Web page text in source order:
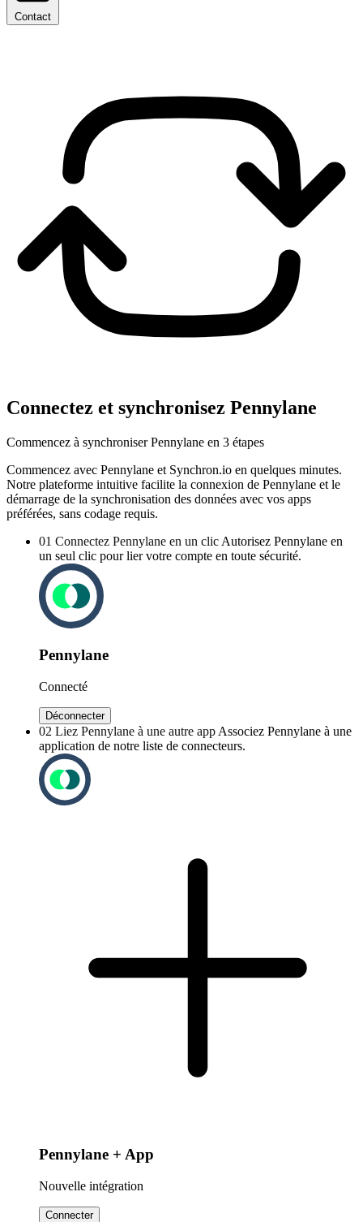
Contact
Connectez et synchronisez Pennylane
Commencez à synchroniser Pennylane en 3 étapes
Commencez avec Pennylane et Synchron.io en quelques minutes.
Notre plateforme intuitive facilite la connexion de Pennylane et le
démarrage de la synchronisation des données avec vos apps
préférées, sans codage requis.
01 Connectez Pennylane en un clic Autorisez Pennylane en
un seul clic pour lier votre compte en toute sécurité.
Pennylane
Connecté
Déconnecter
02 Liez Pennylane à une autre app Associez Pennylane à une
application de notre liste de connecteurs.
Pennylane + App
Nouvelle intégration
Connecter